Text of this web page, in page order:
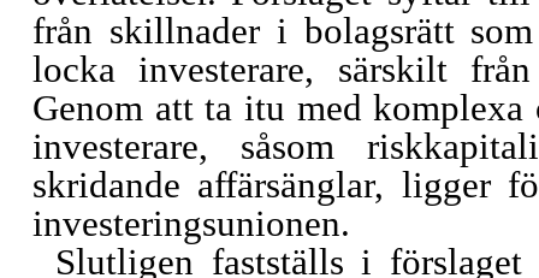
från skillnader i bolagsrätt
locka investerare, särskilt
Genom att ta itu med komplexa
investerare, såsom
skridande affärsänglar, ligger
investeringsunionen.
Slutligen fastställs i